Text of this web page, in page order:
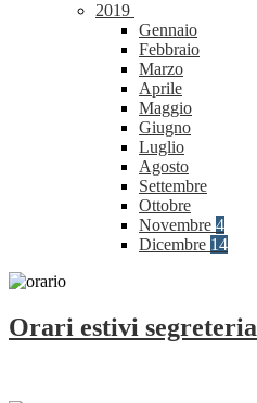
2019
Gennaio
Febbraio
Marzo
Aprile
Maggio
Giugno
Luglio
Agosto
Settembre
Ottobre
Novembre 4
Dicembre 14
Orari estivi segreteria